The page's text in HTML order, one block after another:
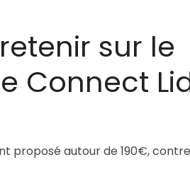
sur le
Connect
proposé autour de 190€,